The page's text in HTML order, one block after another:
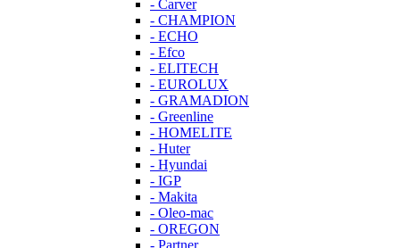
- Carver
- CHAMPION
- ECHO
- Efco
- ELITECH
- EUROLUX
- GRAMADION
- Greenline
- HOMELITE
- Huter
- Hyundai
- IGP
- Makita
- Oleo-mac
- OREGON
- Partner